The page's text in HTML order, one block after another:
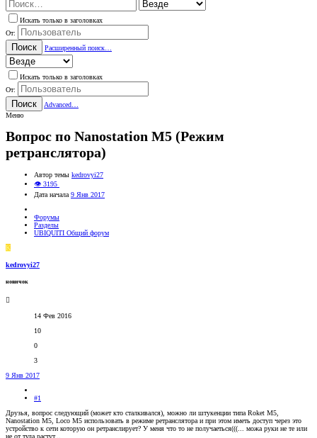
Искать только в заголовках
От:
Поиск Расширенный поиск…
Искать только в заголовках
От:
Поиск
Advanced…
Меню
Вопрос по Nanostation M5 (Режим
ретранслятора)
Автор темы kedrovyi27
👁 3195
Дата начала 9 Янв 2017
Форумы
Разделы
UBIQUITI Общий форум
K
kedrovyi27
новичок
14 Фев 2016
10
0
3
9 Янв 2017
#1
Друзья, вопрос следующий (может кто сталкивался), можно ли штукенции типа Roket M5,
Nanostation M5, Loco M5 использовать в режиме ретранслятора и при этом иметь доступ через это
устройство к сети которую он ретранслирует? У меня что то не получаеться(((... можа руки не те или
не от туда растут...